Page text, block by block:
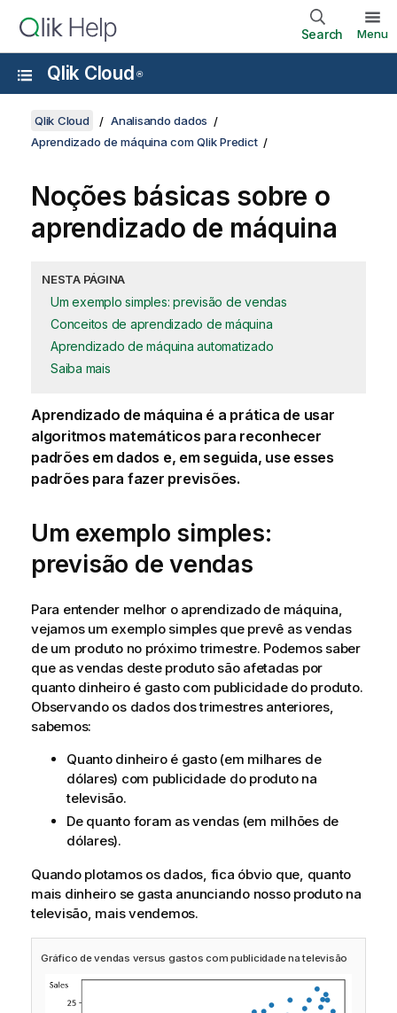
Search Menu
Qlik Cloud ®
Qlik Cloud
Analisando dados
Aprendizado de máquina com Qlik Predict
Noções básicas sobre o
aprendizado de máquina
NESTA PÁGINA
Um exemplo simples: previsão de vendas
Conceitos de aprendizado de máquina
Aprendizado de máquina automatizado
Saiba mais
Aprendizado de máquina é a prática de usar
algoritmos matemáticos para reconhecer
padrões em dados e, em seguida, use esses
padrões para fazer previsões.
Um exemplo simples:
previsão de vendas
Para entender melhor o aprendizado de máquina,
vejamos um exemplo simples que prevê as vendas
de um produto no próximo trimestre. Podemos saber
que as vendas deste produto são afetadas por
quanto dinheiro é gasto com publicidade do produto.
Observando os dados dos trimestres anteriores,
sabemos:
Quanto dinheiro é gasto (em milhares de
dólares) com publicidade do produto na
televisão.
De quanto foram as vendas (em milhões de
dólares).
Quando plotamos os dados, fica óbvio que, quanto
mais dinheiro se gasta anunciando nosso produto na
televisão, mais vendemos.
Gráfico de vendas versus gastos com publicidade na televisão